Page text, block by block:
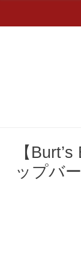
【
ップバ